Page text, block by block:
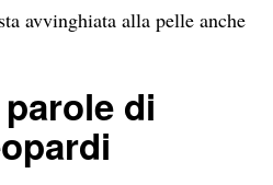
avvinghiata alla pelle anche
di